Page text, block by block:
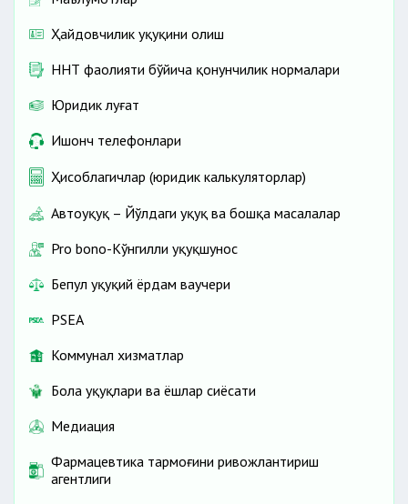
Ҳайдовчилик ҳуқуқини олиш
ННТ фаолияти бўйича қонунчилик нормалари
Юридик луғат
Ишонч телефонлари
Ҳисоблагичлар (юридик калькуляторлар)
Автоҳуқуқ – Йўлдаги ҳуқуқ ва бошқа масалалар
Pro bono-Кўнгилли ҳуқуқшунос
Бепул ҳуқуқий ёрдам ваучери
PSEA
Коммунал хизматлар
Бола ҳуқуқлари ва ёшлар сиёсати
Медиация
Фармацевтика тармоғини ривожлантириш
агентлиги